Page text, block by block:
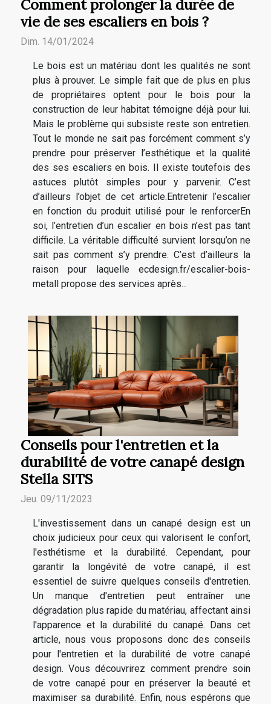
Comment prolonger la durée de
vie de ses escaliers en bois ?
Dim. 14/01/2024
Le bois est un matériau dont les qualités ne sont
plus à prouver. Le simple fait que de plus en plus
de propriétaires optent pour le bois pour la
construction de leur habitat témoigne déjà pour lui.
Mais le problème qui subsiste reste son entretien.
Tout le monde ne sait pas forcément comment s’y
prendre pour préserver l’esthétique et la qualité
des ses escaliers en bois. Il existe toutefois des
astuces plutôt simples pour y parvenir. C’est
d’ailleurs l’objet de cet article.Entretenir l’escalier
en fonction du produit utilisé pour le renforcerEn
soi, l’entretien d’un escalier en bois n’est pas tant
difficile. La véritable difficulté survient lorsqu’on ne
sait pas comment s’y prendre. C’est d’ailleurs la
raison pour laquelle ecdesign.fr/escalier-bois-
metall propose des services après...
Conseils pour l'entretien et la
durabilité de votre canapé design
Stella SITS
Jeu. 09/11/2023
L'investissement dans un canapé design est un
choix judicieux pour ceux qui valorisent le confort,
l'esthétisme et la durabilité. Cependant, pour
garantir la longévité de votre canapé, il est
essentiel de suivre quelques conseils d'entretien.
Un manque d'entretien peut entraîner une
dégradation plus rapide du matériau, affectant ainsi
l'apparence et la durabilité du canapé. Dans cet
article, nous vous proposons donc des conseils
pour l'entretien et la durabilité de votre canapé
design. Vous découvrirez comment prendre soin
de votre canapé pour en préserver la beauté et
maximiser sa durabilité. Enfin, nous espérons que